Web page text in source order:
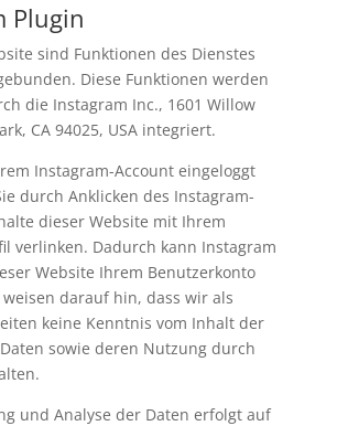
Plugin
sind Funktionen des Dienstes
Diese Funktionen werden
die Instagram Inc., 1601 Willow
CA 94025, USA integriert.
Instagram-Account eingeloggt
durch Anklicken des Instagram-
dieser Website mit Ihrem
verlinken. Dadurch kann Instagram
Website Ihrem Benutzerkonto
darauf hin, dass wir als
keine Kenntnis vom Inhalt der
sowie deren Nutzung durch
und Analyse der Daten erfolgt auf